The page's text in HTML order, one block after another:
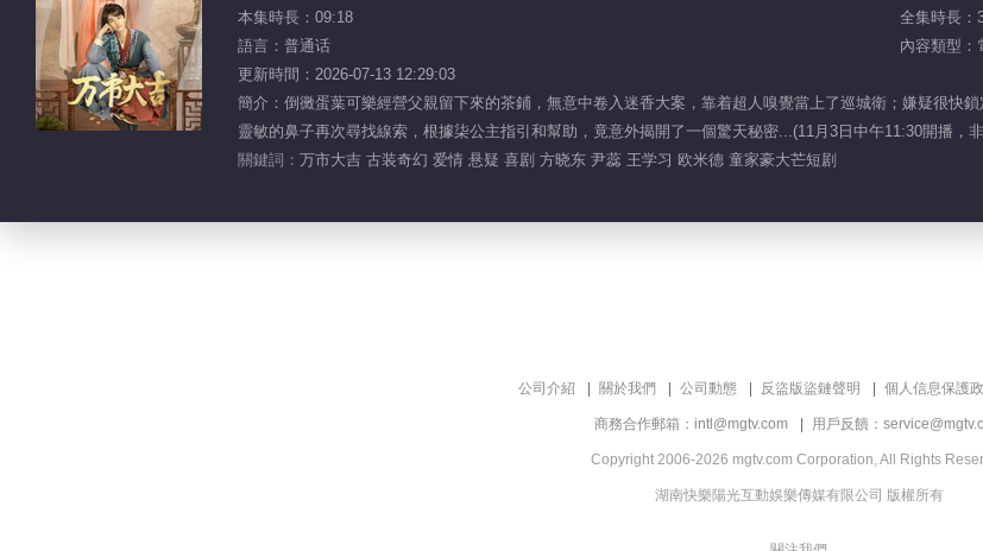
本集時長：09:18
全集時長：
語言：普通话
內容類型：
更新時間：2026-07-13 12:29:03
簡介：倒黴蛋葉可樂經營父親留下來的茶鋪，無意中卷入迷香大案，靠着超人嗅覺當上了巡城衛；嫌疑很快
靈敏的鼻子再次尋找線索，根據柒公主指引和幫助，竟意外揭開了一個驚天秘密...(11月3日中午11:30開播，
關鍵詞： 万市大吉 古装奇幻 爱情 悬疑 喜剧 方晓东 尹蕊 王学习 欧米德 童家豪大芒短剧
公司介紹 關於我們 公司動態 反盜版盜鏈聲明 個人信息保護
商務合作郵箱：intl@mgtv.com 用戶反饋：
Copyright 2006-2026 mgtv.com Corporation, All Rights
湖南快樂陽光互動娛樂傳媒有限公司 版權所有